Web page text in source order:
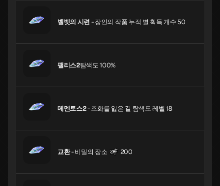
벨벳의 시련 - 장인의 작품 누적 별 획득 개수 50
팰리스2탐색도 100%
메멘토스2- 조화를 잃은 길 탐색도 레벨 18
교환- 비밀의 장소 200